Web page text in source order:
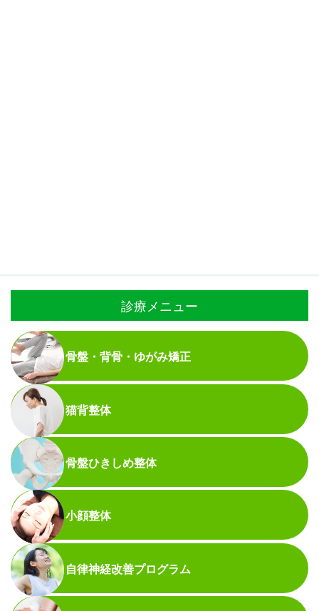
診療メニュー
骨盤・背骨・ゆがみ矯正
猫背整体
骨盤ひきしめ整体
小顔整体
自律神経改善プログラム